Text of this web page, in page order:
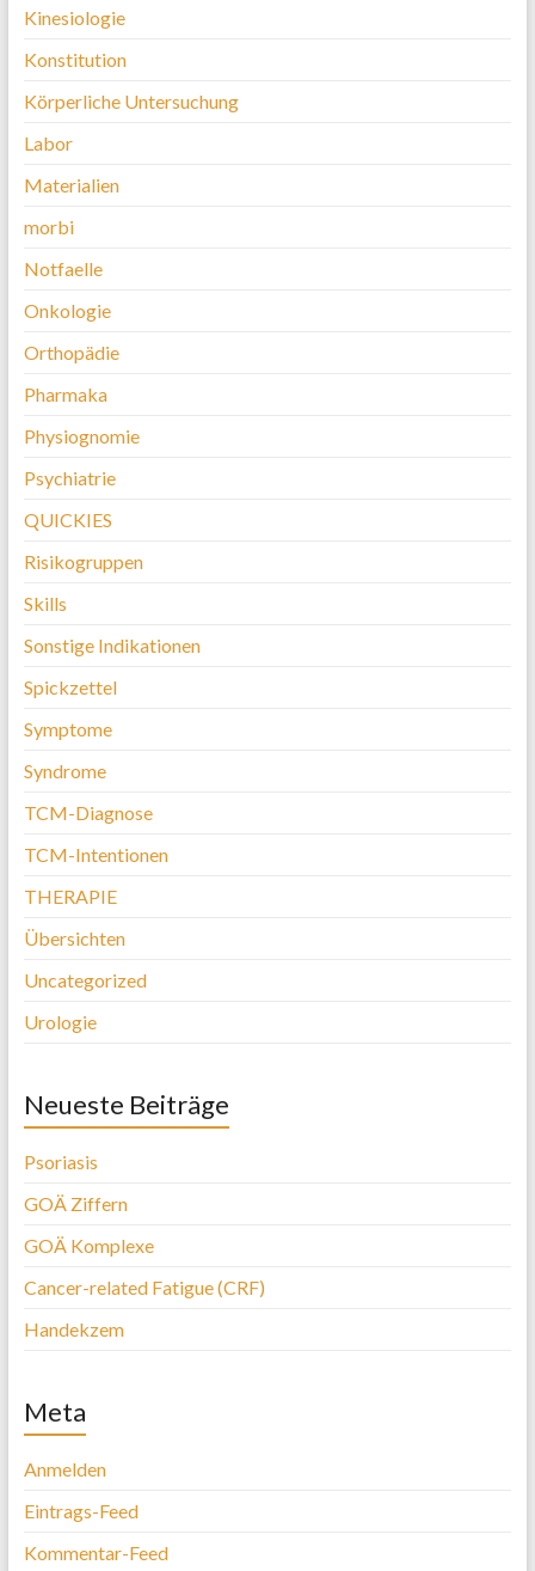
Kinesiologie
Konstitution
Körperliche Untersuchung
Labor
Materialien
morbi
Notfaelle
Onkologie
Orthopädie
Pharmaka
Physiognomie
Psychiatrie
QUICKIES
Risikogruppen
Skills
Sonstige Indikationen
Spickzettel
Symptome
Syndrome
TCM-Diagnose
TCM-Intentionen
THERAPIE
Übersichten
Uncategorized
Urologie
Neueste Beiträge
Psoriasis
GOÄ Ziffern
GOÄ Komplexe
Cancer-related Fatigue (CRF)
Handekzem
Meta
Anmelden
Eintrags-Feed
Kommentar-Feed